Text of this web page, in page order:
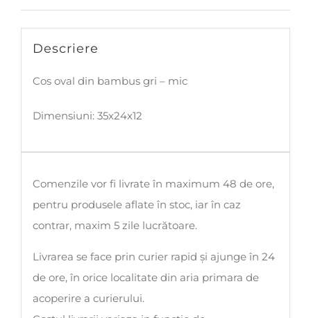
Descriere
Cos oval din bambus gri – mic
Dimensiuni: 35x24x12
Comenzile vor fi livrate în maximum 48 de ore,
pentru produsele aflate în stoc, iar în caz
contrar, maxim 5 zile lucrătoare.
Livrarea se face prin curier rapid și ajunge în 24
de ore, în orice localitate din aria primara de
acoperire a curierului.